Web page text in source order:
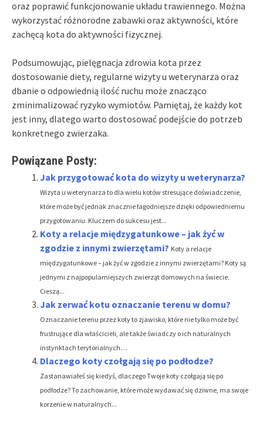
oraz poprawić funkcjonowanie układu trawiennego. Można
wykorzystać różnorodne zabawki oraz aktywności, które
zachęcą kota do aktywności fizycznej.
Podsumowując, pielęgnacja zdrowia kota przez
dostosowanie diety, regularne wizyty u weterynarza oraz
dbanie o odpowiednią ilość ruchu może znacząco
zminimalizować ryzyko wymiotów. Pamiętaj, że każdy kot
jest inny, dlatego warto dostosować podejście do potrzeb
konkretnego zwierzaka.
Powiązane Posty:
Jak przygotować kota do wizyty u weterynarza?
Wizyta u weterynarza to dla wielu kotów stresujące doświadczenie,
które może być jednak znacznie łagodniejsze dzięki odpowiedniemu
przygotowaniu. Kluczem do sukcesu jest...
Koty a relacje międzygatunkowe – jak żyć w
zgodzie z innymi zwierzętami? Koty a relacje
międzygatunkowe – jak żyć w zgodzie z innymi zwierzętami? Koty są
jednymi z najpopularniejszych zwierząt domowych na świecie.
Cieszą...
Jak zerwać kotu oznaczanie terenu w domu?
Oznaczanie terenu przez koty to zjawisko, które nie tylko może być
frustrujące dla właścicieli, ale także świadczy o ich naturalnych
instynktach terytorialnych....
Dlaczego koty czołgają się po podłodze?
Zastanawiałeś się kiedyś, dlaczego Twoje koty czołgają się po
podłodze? To zachowanie, które może wydawać się dziwne, ma swoje
korzenie w naturalnych...